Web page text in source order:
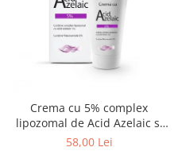
Crema cu 5% complex
lipozomal de Acid Azelaic si
5% Niacinamida 50ml
58,00 Lei